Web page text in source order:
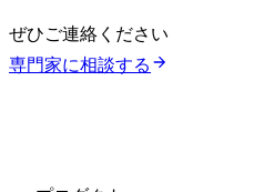
ぜひご連絡ください
専門家に相談する